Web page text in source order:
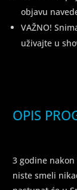
objavu
VAŽNO!
uživajte u
OPIS
3 godine
niste smeli